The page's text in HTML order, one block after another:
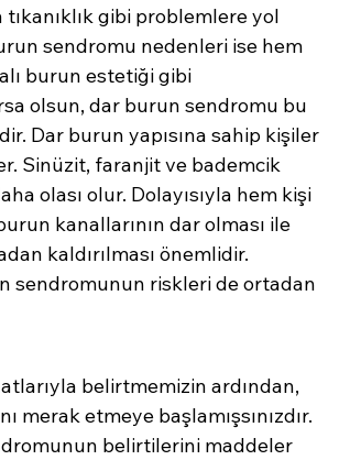
gibi problemlere yol
sendromu nedenleri ise hem
burun estetiği gibi
olsun, dar burun sendromu bu
Dar burun yapısına sahip kişiler
Sinüzit, faranjit ve bademcik
olası olur. Dolayısıyla hem kişi
kanallarının dar olması ile
kaldırılması önemlidir.
sendromunun riskleri de ortadan
belirtmemizin ardından,
etmeye başlamışsınızdır.
belirtilerini maddeler